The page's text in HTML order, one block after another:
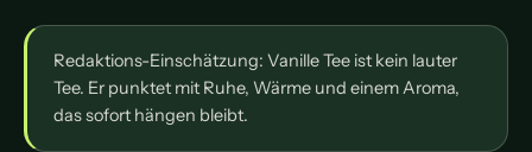
Redaktions-Einschätzung: Vanille Tee ist kein lauter
Tee. Er punktet mit Ruhe, Wärme und einem Aroma,
das sofort hängen bleibt.